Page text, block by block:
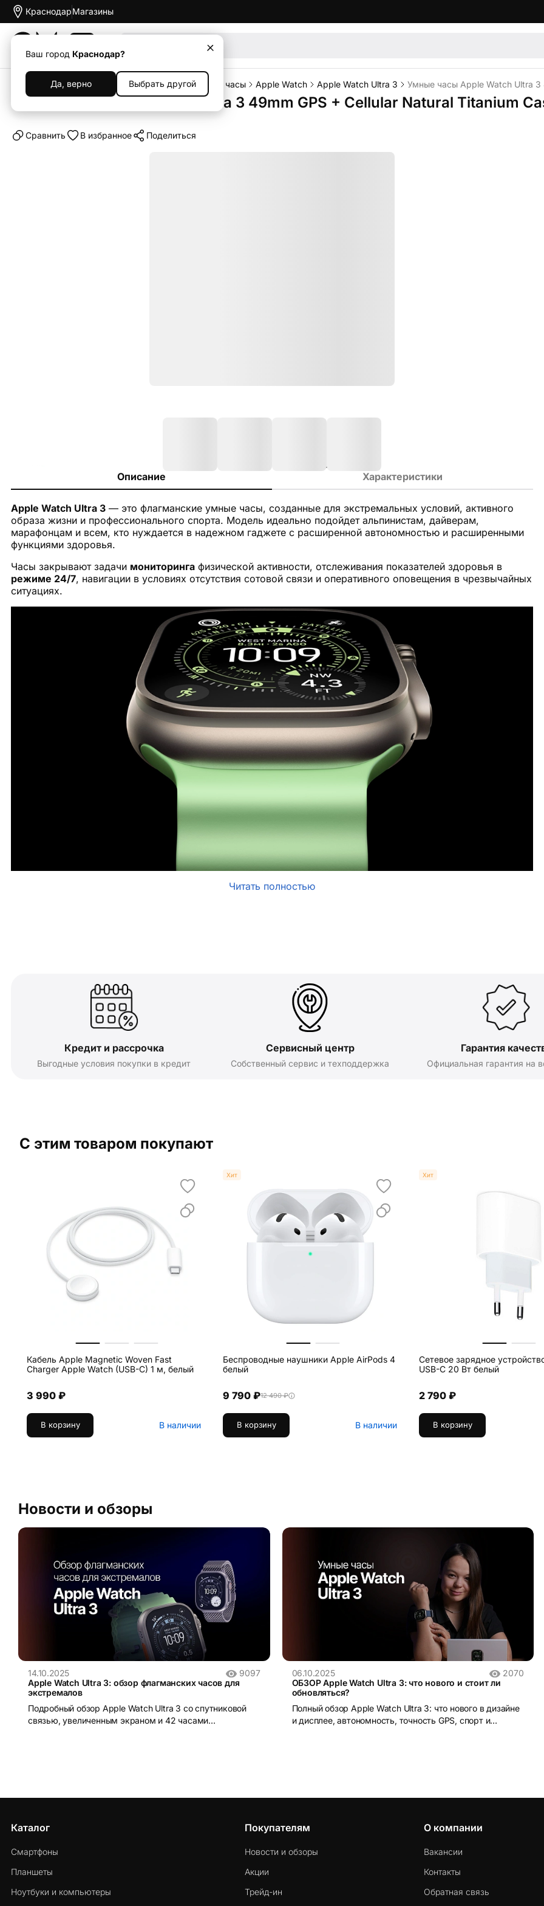
Краснодар
Ваш город Краснодар?
Да, верно Выбрать другой
Магазины
Каталог Носимые устройства Умные часы Apple Watch Apple Watch Ultra 3 Умные часы Apple Watch Ultra 3
Умные часы Apple Watch Ultra 3 49mm GPS + Cellular Natural Titanium
Cравнить В избранное Поделиться
Описание Характеристики
Apple Watch Ultra 3 — это флагманские умные часы, созданные для экстремальных условий, активного
образа жизни и профессионального спорта. Модель идеально подойдет альпинистам, дайверам,
марафонцам и всем, кто нуждается в надежном гаджете с расширенной автономностью и расширенными
функциями здоровья.
Часы закрывают задачи мониторинга физической активности, отслеживания показателей здоровья в
режиме 24/7, навигации в условиях отсутствия сотовой связи и оперативного оповещения в чрезвычайных
ситуациях.
Читать полностью
Кредит и рассрочка
Выгодные условия покупки в кредит
Сервисный центр
Собственный сервис и техподдержка
Гарантия
Официальная гарантия на
С этим товаром покупают
Кабель Apple Magnetic Woven Fast
Charger Apple Watch (USB-C) 1 м, белый
3 990 ₽
В корзину В наличии
Хит
Беспроводные наушники Apple AirPods 4
белый
9 790 ₽12 490 ₽
В корзину В наличии
Хит
Сетевое зарядное
USB-C 20 Вт белый
2 790 ₽
В корзину
Новости и обзоры
14.10.2025
9097
Apple Watch Ultra 3: обзор флагманских часов для
экстремалов
Подробный обзор Apple Watch Ultra 3 со спутниковой
связью, увеличенным экраном и 42 часами
06.10.2025
2070
ОБЗОР Apple Watch Ultra 3: что нового и стоит ли
обновляться?
Полный обзор Apple Watch Ultra 3: что нового в дизайне
и дисплее, автономность, точность GPS, спорт и
Каталог
Смартфоны
Планшеты
Ноутбуки и компьютеры
Покупателям
Новости и обзоры
Акции
Трейд-ин
О компании
Вакансии
Контакты
Обратная связь